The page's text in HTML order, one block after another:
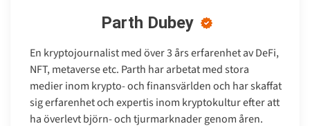
Parth Dubey
En kryptojournalist med över 3 års erfarenhet av DeFi,
NFT, metaverse etc. Parth har arbetat med stora
medier inom krypto- och finansvärlden och har skaffat
sig erfarenhet och expertis inom kryptokultur efter att
ha överlevt björn- och tjurmarknader genom åren.